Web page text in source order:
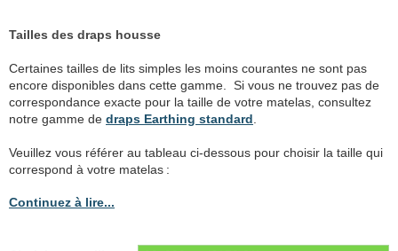
Tailles des draps housse
Certaines tailles de lits simples les moins courantes ne sont pas
encore disponibles dans cette gamme. Si vous ne trouvez pas de
correspondance exacte pour la taille de votre matelas, consultez
notre gamme de draps Earthing standard.
Veuillez vous référer au tableau ci-dessous pour choisir la taille qui
correspond à votre matelas :
Continuez à lire...